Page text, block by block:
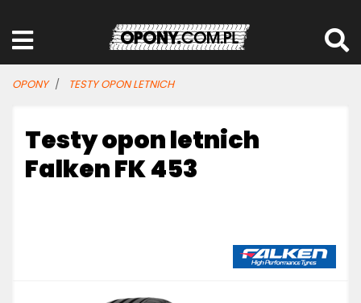
OPONY TESTY OPON LETNICH
Testy opon letnich
Falken FK 453